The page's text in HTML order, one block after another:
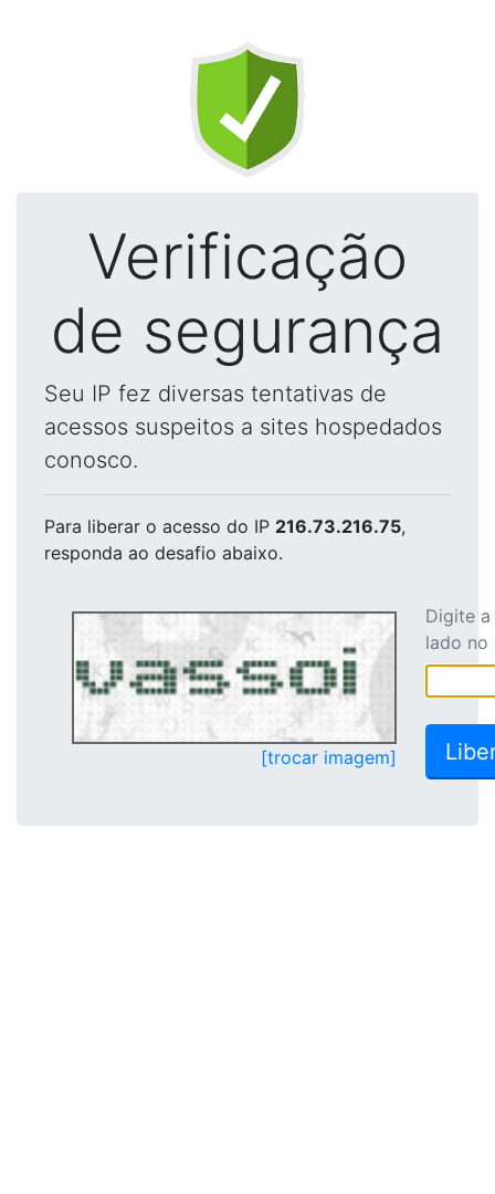
Verificação
de segurança
Seu IP fez diversas tentativas de
acessos suspeitos a sites hospedados
conosco.
Para liberar o acesso do IP 216.73.216.75,
responda ao desafio abaixo.
[trocar imagem]
Digite
lado no